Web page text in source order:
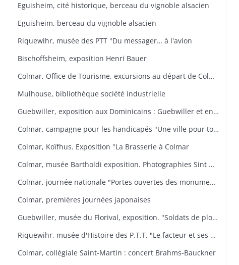
Eguisheim, cité historique, berceau du vignoble alsacien
Eguisheim, berceau du vignoble alsacien
Riquewihr, musée des PTT "Du messager… à l'avion
Bischoffsheim, exposition Henri Bauer
Colmar, Office de Tourisme, excursions au départ de Colmar
Mulhouse, bibliothèque société industrielle
Guebwiller, exposition aux Dominicains : Guebwiller et environs
Colmar, campagne pour les handicapés "Une ville pour tous
Colmar, Koïfhus. Exposition "La Brasserie à Colmar
Colmar, musée Bartholdi exposition. Photographies Sint Niklaas
Colmar, journée nationale "Portes ouvertes des monuments historiques" (organisée par l'AREHC et le lycée Bartholdi)
Colmar, premières journées japonaises
Guebwiller, musée du Florival, exposition. "Soldats de plomb
Riquewihr, musée d'Histoire des P.T.T. "Le facteur et ses métamorphoses
Colmar, collégiale Saint-Martin : concert Brahms-Bauckner